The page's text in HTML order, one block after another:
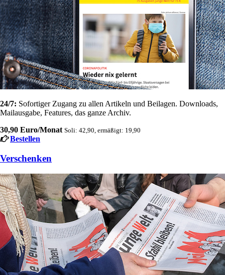
24/7: Sofortiger Zugang zu allen Artikeln und Beilagen. Downloads,
Mailausgabe, Features, das ganze Archiv.
30,90 Euro/Monat Soli: 42,90, ermäßigt: 19,90
Bestellen
Verschenken